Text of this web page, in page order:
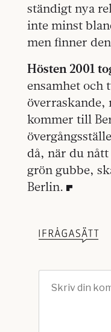
ständigt nya
inte minst
men finner
Hösten 2001
ensamhet och
överraskande,
kommer till
då, när du
grön gubbe,
Berlin.